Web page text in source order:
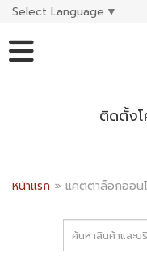
Select Language ▼
ติดตั้ง
หน้าแรก » แคตตาล็อกออน